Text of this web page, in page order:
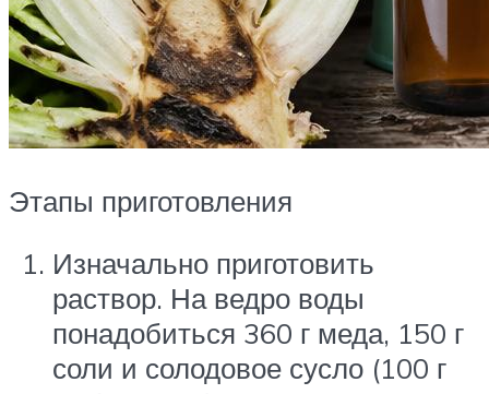
Этапы приготовления
Изначально приготовить
раствор. На ведро воды
понадобиться 360 г меда, 150 г
соли и солодовое сусло (100 г